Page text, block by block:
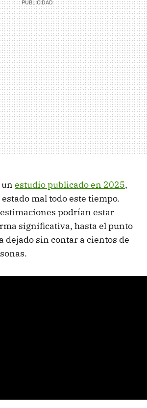
un estudio publicado en 2025,
mal todo este tiempo.
podrían estar
significativa, hasta el punto
dejado sin contar a cientos de